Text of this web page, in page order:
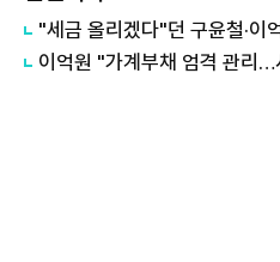
이억원 "가계부채 엄격 관리…